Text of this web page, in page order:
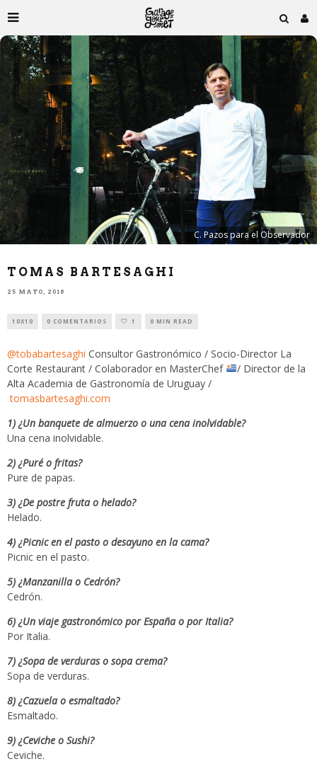
C. Pazos para el Observador
TOMAS BARTESAGHI
25 MAYO, 2018
10X10 0 COMENTARIOS 1 0 MIN READ
@tobabartesaghi Consultor Gastronómico / Socio-Director La
Corte Restaurant / Colaborador en MasterChef
/ Director de la
Alta Academia de Gastronomía de Uruguay /
tomasbartesaghi.com
1) ¿Un banquete de almuerzo o una cena inolvidable?
Una cena inolvidable.
2) ¿Puré o fritas?
Pure de papas.
3) ¿De postre fruta o helado?
Helado.
4) ¿Picnic en el pasto o desayuno en la cama?
Picnic en el pasto.
5) ¿Manzanilla o Cedrón?
Cedrón.
6) ¿Un viaje gastronómico por España o por Italia?
Por Italia.
7) ¿Sopa de verduras o sopa crema?
Sopa de verduras.
8) ¿Cazuela o esmaltado?
Esmaltado.
9) ¿Ceviche o Sushi?
Ceviche.